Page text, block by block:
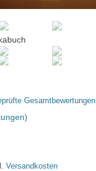
Gesamtbewertungen
Versandkosten